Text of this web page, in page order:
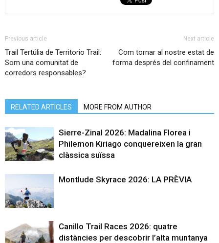
Previous article
Trail Tertúlia de Territorio Trail:
Som una comunitat de
corredors responsables?
Next article
Com tornar al nostre estat de
forma després del confinament
RELATED ARTICLES MORE FROM AUTHOR
Sierre-Zinal 2026: Madalina Florea i
Philemon Kiriago conquereixen la gran
clàssica suïssa
Montlude Skyrace 2026: LA PRÈVIA
Canillo Trail Races 2026: quatre
distàncies per descobrir l’alta muntanya